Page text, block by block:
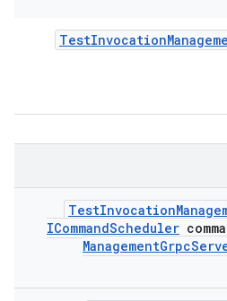
TestInvocation
TestInvocation
ICommandScheduler
ManagementGrpc